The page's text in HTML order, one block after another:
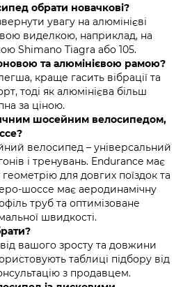
обрати новачкові?
увагу на алюмінієві
виделкою, наприклад, на
Shimano Tiagra або 105.
та алюмінієвою рамою?
краще гасить вібрації та
тоді як алюмінієва більш
за ціною.
шосейним велосипедом,
велосипед – універсальний
і тренувань. Endurance має
для довгих поїздок та
шоссе має аеродинамічну
труб та оптимізоване
швидкості.
вашого зросту та довжини
таблиці підбору від
з продавцем.